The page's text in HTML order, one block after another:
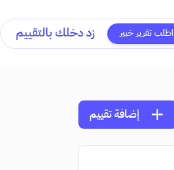
اطلب تقرير خبير زد دخلك بالتقييم
add إضافة تقييم